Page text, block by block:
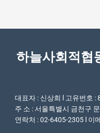
하늘사회적협
대표자 : 신상희 l 고유번호 :
주 소 : 서울특별시 금천구
연락처 : 02-6405-2305 l 이